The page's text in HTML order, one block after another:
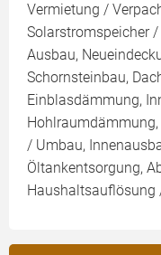
Vermietung /
Solarstromspeicher /
Ausbau,
Schornsteinbau,
Einblasdämmung,
/ Umbau,
Öltankentsorgung,
Haushaltsauflösung